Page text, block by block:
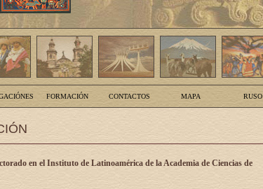
FORMACIÓN CONTACTOS MAPA RUSO
en el Instituto de Latinoamérica de la Academia de Ciencias de